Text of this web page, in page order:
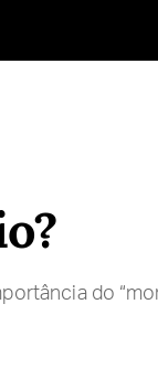
do